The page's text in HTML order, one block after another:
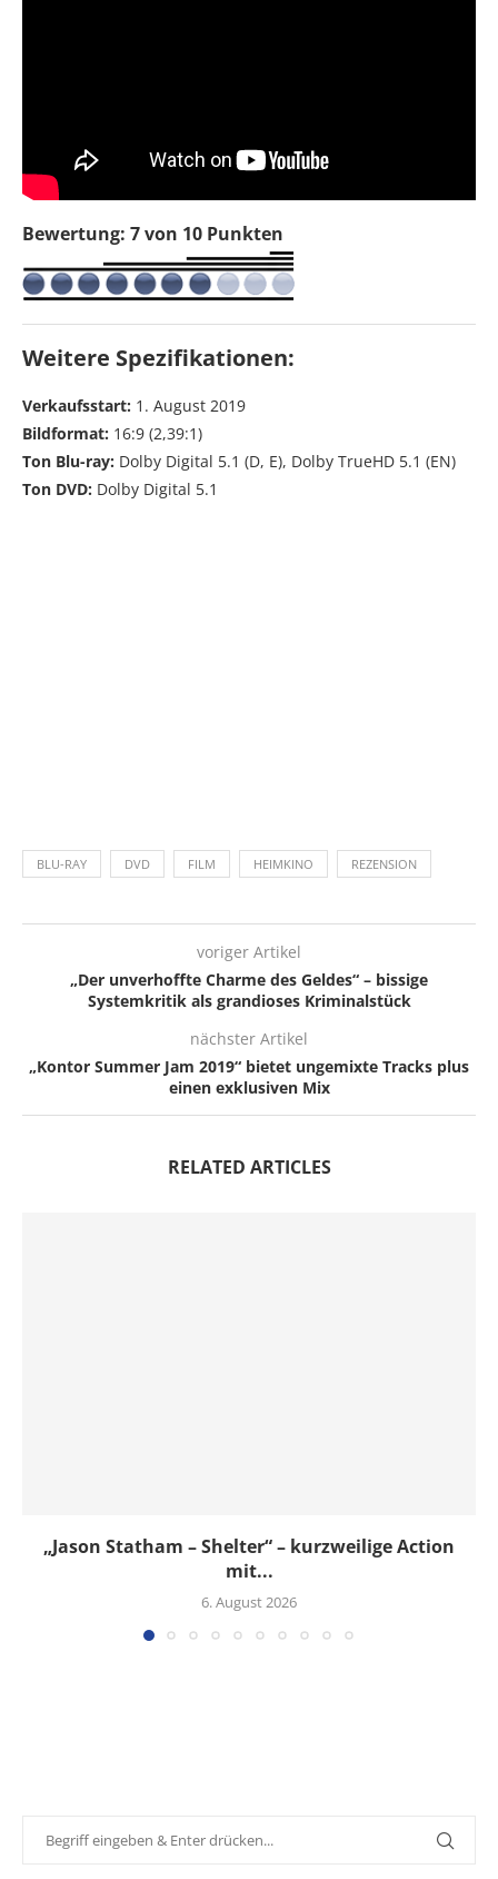
Bewertung: 7 von 10 Punkten
Weitere Spezifikationen:
Verkaufsstart: 1. August 2019
Bildformat: 16:9 (2,39:1)
Ton Blu-ray: Dolby Digital 5.1 (D, E), Dolby TrueHD 5.1 (EN)
Ton DVD: Dolby Digital 5.1
BLU-RAY DVD FILM HEIMKINO REZENSION
voriger Artikel
„Der unverhoffte Charme des Geldes“ – bissige
Systemkritik als grandioses Kriminalstück
nächster Artikel
„Kontor Summer Jam 2019“ bietet ungemixte Tracks plus
einen exklusiven Mix
RELATED ARTICLES
„Jason Statham – Shelter“ – kurzweilige Action
mit...
6. August 2026